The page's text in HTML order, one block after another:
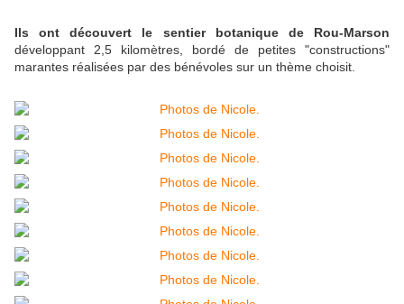
Ils ont découvert le sentier botanique de Rou-Marson
développant 2,5 kilomètres, bordé de petites "constructions"
marantes réalisées par des bénévoles sur un thème choisit.